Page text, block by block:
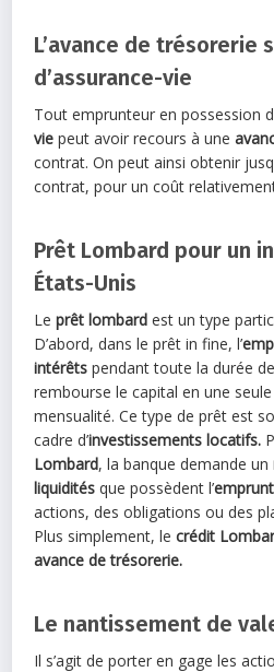
L’avance de trésorerie
d’assurance-vie
Tout emprunteur en possession
vie peut avoir recours à une
contrat. On peut ainsi obtenir
contrat, pour un coût
Prêt Lombard pour un
États-Unis
Leprêt lombard est un type
D’abord, dans le prêt in fine, l’
intérêts pendant toute la durée
rembourse le capital en une
mensualité. Ce type de prêt est
cadre d’investissements locatifs.
Lombard, la banque demande un
liquidités que possèdent l’
actions, des obligations ou des
Plus simplement, lecrédit
avance de trésorerie.
Le nantissement de
Il s’agit de porter en gage les